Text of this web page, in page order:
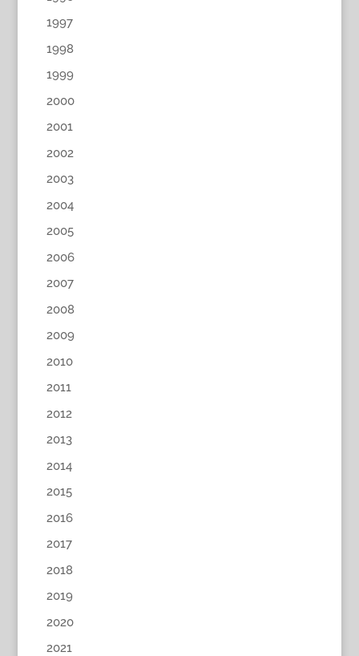
1997
1998
1999
2000
2001
2002
2003
2004
2005
2006
2007
2008
2009
2010
2011
2012
2013
2014
2015
2016
2017
2018
2019
2020
2021